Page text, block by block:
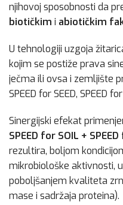
njihovoj sposobnosti da
biotičkim i abiotičkim
U tehnologiji uzgoja
kojim se postiže prava
ječma ili ovsa i zemljište
SPEED for SEED, SPEED
Sinergijski efekat
SPEED for SOIL +
rezultira, boljom
mikrobiološke aktivnosti,
poboljšanjem kvaliteta
mase i sadržaja proteina).